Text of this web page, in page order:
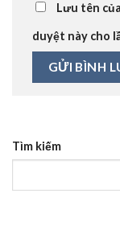
Lưu tên
duyệt này cho
Tìm kiếm